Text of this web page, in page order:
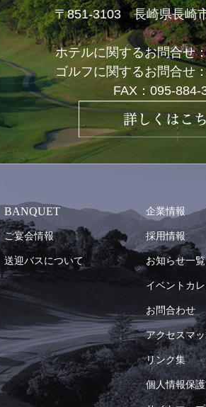
〒851-3103 長崎県長崎
ホテルに関するお問合せ
ゴルフに関するお問合せ
FAX：095-884-
BANQUET
ご宴会情報
送迎バスについて
企業情報
採用情報
お知らせ一覧
イベントカ
お問合わせ
アクセスマ
リンク集
個人情報保